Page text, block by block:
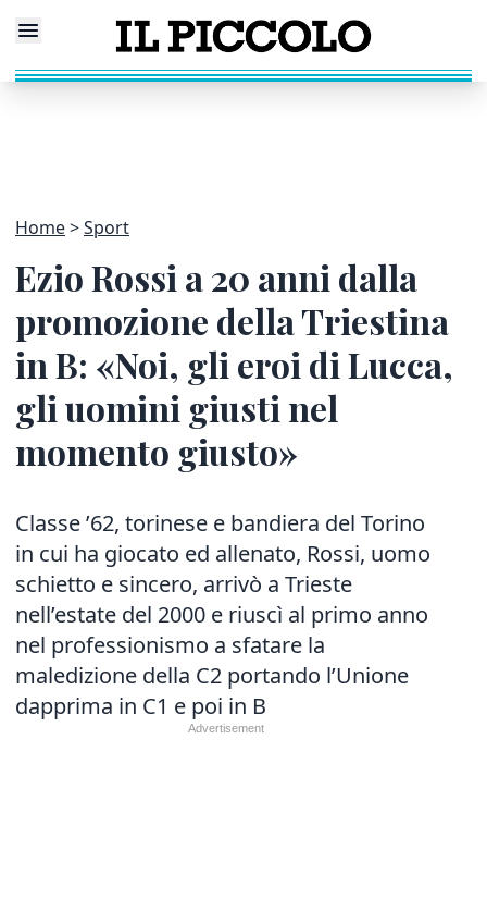
Home Sport
Ezio Rossi a 20 anni dalla
promozione della Triestina
in B: «Noi, gli eroi di Lucca,
gli uomini giusti nel
momento giusto»
Classe ’62, torinese e bandiera del Torino
in cui ha giocato ed allenato, Rossi, uomo
schietto e sincero, arrivò a Trieste
nell’estate del 2000 e riuscì al primo anno
nel professionismo a sfatare la
maledizione della C2 portando l’Unione
dapprima in C1 e poi in B